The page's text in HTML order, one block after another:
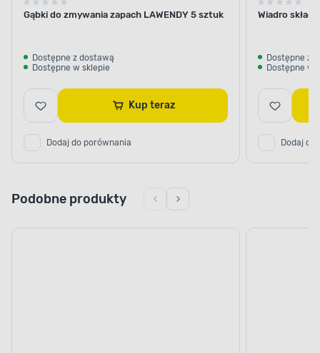
Gąbki do zmywania zapach LAWENDY 5 sztuk
Dostępne z dostawą
Dostępne w sklepie
Kup teraz
Dodaj do porównania
Wiadro
Dostępne z
Dostępne w
Dodaj do
Podobne produkty